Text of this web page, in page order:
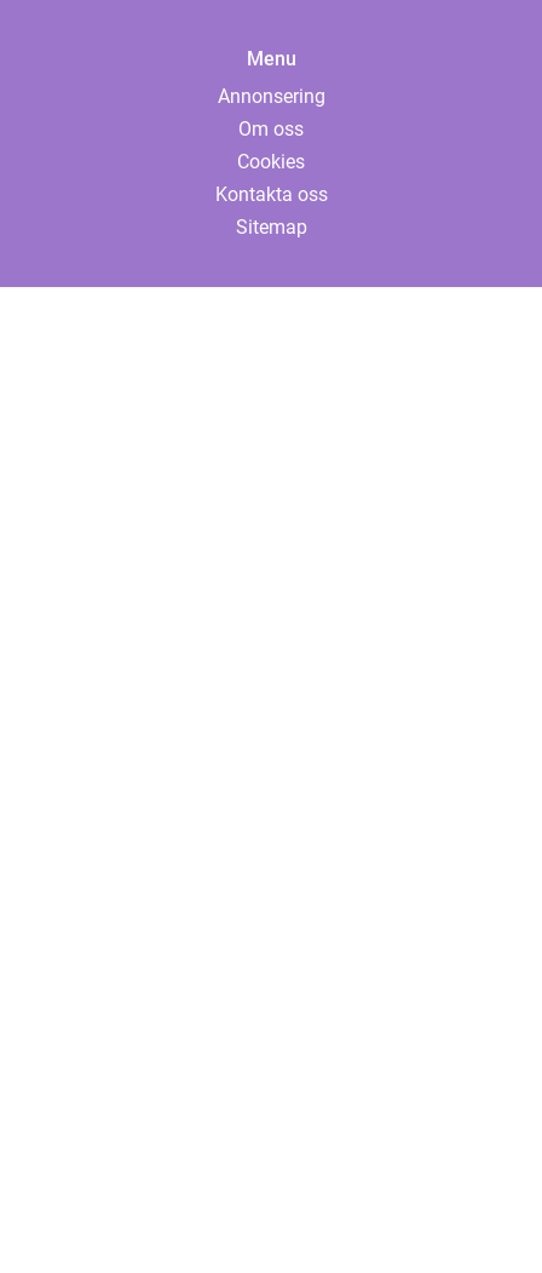
Menu
Annonsering
Om oss
Cookies
Kontakta oss
Sitemap